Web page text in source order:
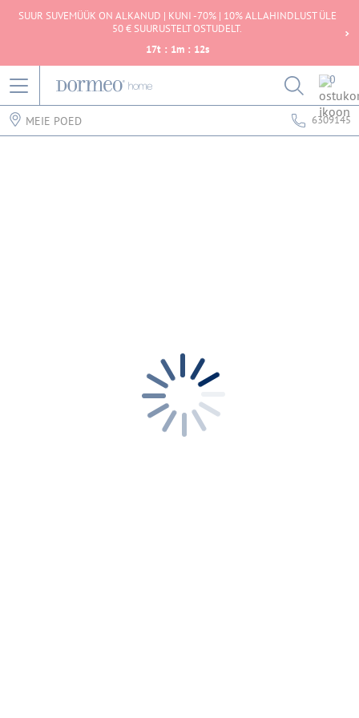
SUUR SUVEMÜÜK ON ALKANUD | KUNI -70% | 10% ALLAHINDLUST ÜLE
50 € SUURUSTELT OSTUDELT.
17t : 1m : 12s
0
MEIE POED 6309145